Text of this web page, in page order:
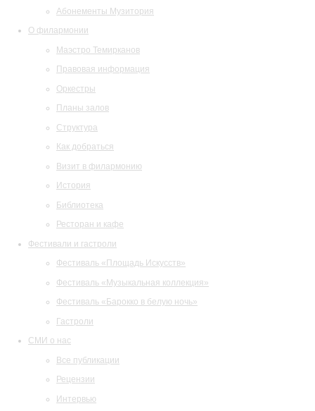
Абонементы Музитория
О филармонии
Маэстро Темирканов
Правовая информация
Оркестры
Планы залов
Структура
Как добраться
Визит в филармонию
История
Библиотека
Ресторан и кафе
Фестивали и гастроли
Фестиваль «Площадь Искусств»
Фестиваль «Музыкальная коллекция»
Фестиваль «Барокко в белую ночь»
Гастроли
СМИ о нас
Все публикации
Рецензии
Интервью